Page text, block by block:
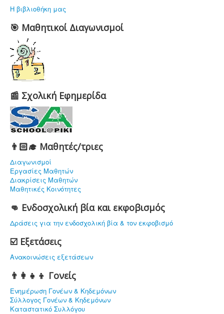
Η βιβλιοθήκη μας
🎯 Μαθητικοί Διαγωνισμοί
📰 Σχολική Εφημερίδα
👨🏻‍🎓 Μαθητές/τριες
Διαγωνισμοί
Εργασίες Μαθητών
Διακρίσεις Μαθητών
Μαθητικές Κοινότητες
👊 Ενδοσχολική βία και εκφοβισμός
Δράσεις για την ενδοσχολική βία & τον εκφοβισμό
☑️ Εξετάσεις
Ανακοινώσεις εξετάσεων
👨‍👩‍👧‍👦 Γονείς
Ενημέρωση Γονέων & Κηδεμόνων
Σύλλογος Γονέων & Κηδεμόνων
Καταστατικό Συλλόγου